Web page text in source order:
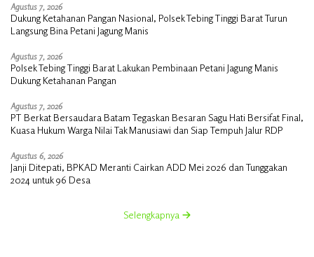
Agustus 7, 2026
Dukung Ketahanan Pangan Nasional, Polsek Tebing Tinggi Barat Turun
Langsung Bina Petani Jagung Manis
Agustus 7, 2026
Polsek Tebing Tinggi Barat Lakukan Pembinaan Petani Jagung Manis
Dukung Ketahanan Pangan
Agustus 7, 2026
PT Berkat Bersaudara Batam Tegaskan Besaran Sagu Hati Bersifat Final,
Kuasa Hukum Warga Nilai Tak Manusiawi dan Siap Tempuh Jalur RDP
Agustus 6, 2026
Janji Ditepati, BPKAD Meranti Cairkan ADD Mei 2026 dan Tunggakan
2024 untuk 96 Desa
Selengkapnya